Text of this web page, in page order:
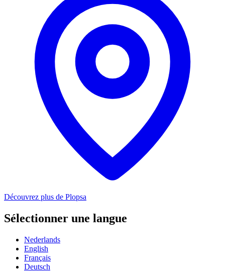
Découvrez plus de Plopsa
Sélectionner une langue
Nederlands
English
Français
Deutsch